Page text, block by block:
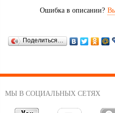
Ошибка в описании?
Поделиться…
МЫ В СОЦИАЛЬНЫХ СЕТЯХ